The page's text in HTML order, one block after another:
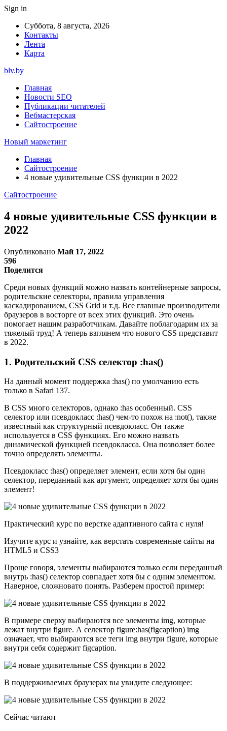
Sign in
Суббота, 8 августа, 2026
Контакты
Лента
Карта
blv.by
Главная
Новости SEO
Публикации читателей
Вебмастерская
Сайтостроение
Новый маркетинг
Главная
Сайтостроение
4 новые удивительные CSS функции в 2022
Сайтостроение
4 новые удивительные CSS функции в
2022
Опубликовано Май 17, 2022
596
Поделится
Среди новых функций можно назвать контейнерные запросы,
родительские селекторы, правила управления
каскадированием, CSS Grid и т.д. Все главные производители
браузеров в восторге от всех этих функций. Это очень
помогает нашим разработчикам. Давайте поблагодарим их за
тяжелый труд! А теперь взглянем что нового CSS представит
в 2022.
1. Родительский CSS селектор :has()
На данный момент поддержка :has() по умолчанию есть
только в Safari 137.
В CSS много селекторов, однако :has особенный. CSS
селектор или псевдокласс :has() чем-то похож на :not(), также
известный как структурный псевдокласс. Он также
используется в CSS функциях. Его можно назвать
динамической функцией псевдокласса. Она позволяет более
точно определять элементы.
Псевдокласс :has() определяет элемент, если хотя бы один
селектор, переданный как аргумент, определяет хотя бы один
элемент!
Практический курс по верстке адаптивного сайта с нуля!
Изучите курс и узнайте, как верстать современные сайты на
HTML5 и CSS3
Проще говоря, элементы выбираются только если переданный
внутрь :has() селектор совпадает хотя бы с одним элементом.
Наверное, сложновато понять. Разберем простой пример:
В примере сверху выбираются все элементы img, которые
лежат внутри figure. А селектор figure:has(figcaption) img
означает, что выбираются все теги img внутри figure, которые
внутри себя содержит figcaption.
В поддерживаемых браузерах вы увидите следующее:
Сейчас читают